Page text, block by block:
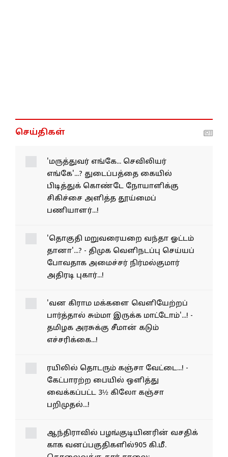
செய்திகள்
'மருத்துவர் எங்கே... செவிலியர்
எங்கே'...? துடைப்பத்தை கையில்
பிடித்துக் கொண்டே நோயாளிக்கு
சிகிச்சை அளித்த தூய்மைப்
பணியாளர்...!
'தொகுதி மறுவரையறை வந்தா ஓட்டம்
தானா'...? - திமுக வெளிநடப்பு செய்யப்
போவதாக அமைச்சர் நிர்மல்குமார்
அதிரடி புகார்...!
'வன கிராம மக்களை வெளியேற்றப்
பார்த்தால் சும்மா இருக்க மாட்டோம்'...! -
தமிழக அரசுக்கு சீமான் கடும்
எச்சரிக்கை...!
ரயிலில் தொடரும் கஞ்சா வேட்டை...! -
கேட்பாரற்ற பையில் ஒளித்து
வைக்கப்பட்ட 3½ கிலோ கஞ்சா
பறிமுதல்...!
ஆந்திராவில் பழங்​குடி​யினரின் வசதிக்​
காக வனப்​பகு​தி​களில்905 கி.மீ.